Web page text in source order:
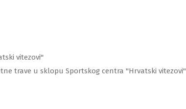
vitezovi''
trave u sklopu Sportskog centra ''Hrvatski vitezovi''